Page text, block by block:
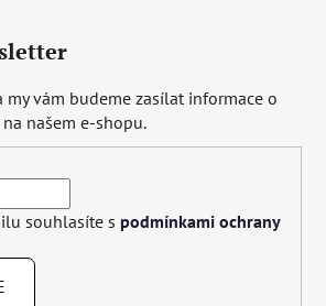
vám budeme zasílat informace o
našem e-shopu.
souhlasíte s podmínkami ochrany